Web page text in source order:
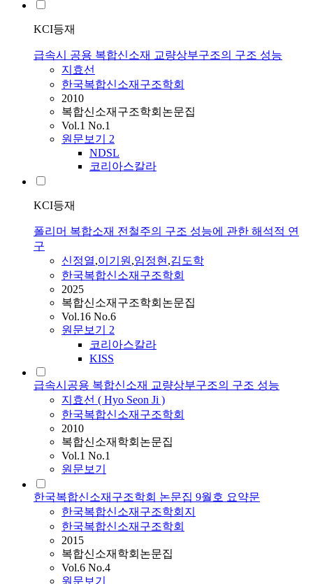
KCI등재
급속시 공용 복합신소재 교량상부구조의 구조 성능
지효선
한국복합신소재구조학회
2010
복합신소재구조학회논문집
Vol.1 No.1
원문보기 2
NDSL
코리아스칼라
KCI등재
폴리머 복합소재 전철주의 구조 성능에 관한 해석적 연
구
신정열,이기원,임정현,김도학
한국복합신소재구조학회
2025
복합신소재구조학회논문집
Vol.16 No.6
원문보기 2
코리아스칼라
KISS
급속시공용 복합신소재 교량상부구조의 구조 성능
지효선 ( Hyo Seon Ji )
한국복합신소재구조학회
2010
복합신소재학회논문집
Vol.1 No.1
원문보기
한국복합신소재구조학회 논문집 9월호 요약문
한국복합신소재구조학회지
한국복합신소재구조학회
2015
복합신소재학회논문집
Vol.6 No.4
원문보기